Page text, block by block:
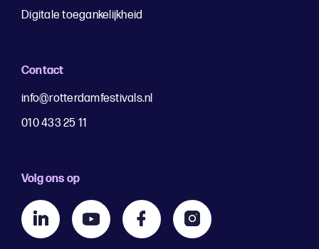
Digitale toegankelijkheid
Contact
info@rotterdamfestivals.nl
010 433 25 11
Volg ons op